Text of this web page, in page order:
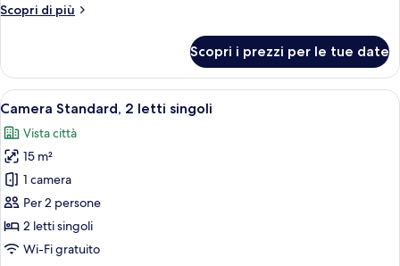
matrimoniale
Scopri di più
Altri
Standard,
letto
Scopri i prezzi per le tue date
Apri
tutte
le
foto
per
Camera
Standard,
2
Camera d'albergo con un letto, una
6
Camera Standard, 2 letti singoli
Vista città
15 m²
1 camera
Per 2 persone
2 letti singoli
Wi-Fi gratuito